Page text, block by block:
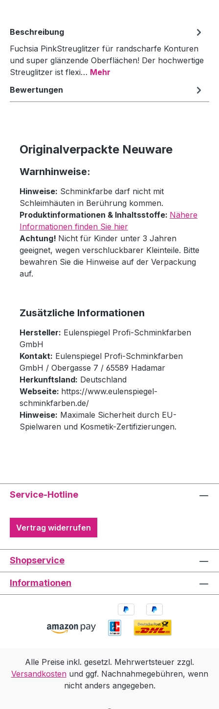
Beschreibung
Fuchsia PinkStreuglitzer für randscharfe Konturen
und super glänzende Oberflächen! Der hochwertige
Streuglitzer ist flexi… Mehr
Bewertungen
Originalverpackte Neuware
Warnhinweise:
Hinweise: Schminkfarbe darf nicht mit
Schleimhäuten in Berührung kommen.
Produktinformationen & Inhaltsstoffe: Nähere
Informationen finden Sie hier
Achtung! Nicht für Kinder unter 3 Jahren
geeignet, wegen verschluckbarer Kleinteile. Bitte
bewahren Sie die Hinweise auf der Verpackung
auf.
Zusätzliche Informationen
Hersteller: Eulenspiegel Profi-Schminkfarben
GmbH
Kontakt: Eulenspiegel Profi-Schminkfarben
GmbH / Obergasse 7 / 65589 Hadamar
Herkunftsland: Deutschland
Webseite: https://www.eulenspiegel-
schminkfarben.de/
Hinweise: Maximale Sicherheit durch EU-
Spielwaren und Kosmetik-Zertifizierungen.
Service-Hotline
Vertrag widerrufen
Shopservice
Informationen
Alle Preise inkl. gesetzl. Mehrwertsteuer zzgl.
Versandkostenund ggf. Nachnahmegebühren, wenn
nicht anders angegeben.